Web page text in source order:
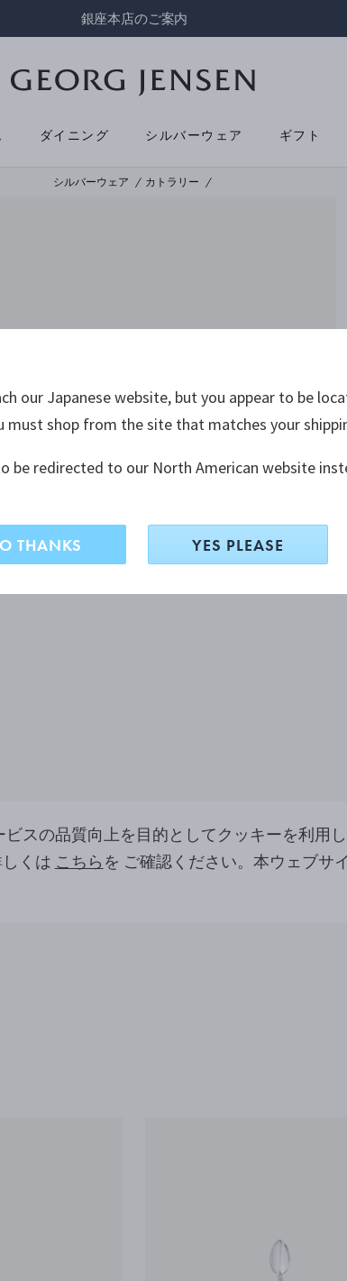
銀座本店のご案内
ダイニング シルバーウェア ギフト
シルバーウェア カトラリー
スの品質向上を目的としてクッキーを利用
くは こちら を ご確認ください。本ウェブサ
our Japanese website, but you appear to be
must shop from the site that matches your
be redirected to our North American website
THANKS YES PLEASE